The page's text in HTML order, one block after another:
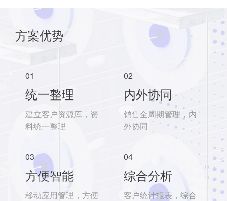
方案优势
01
统一整理
建立客户资源库，资
料统一整理
02
内外协同
销售全周期管理，内
外协同
03
方便智能
移动应用管理，方便
04
综合分析
客户统计报表，综合